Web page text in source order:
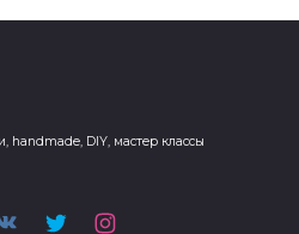
handmade, DIY, мастер классы